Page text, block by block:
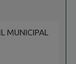
MUNICIPAL